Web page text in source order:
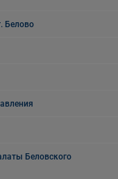
Белово
Беловского